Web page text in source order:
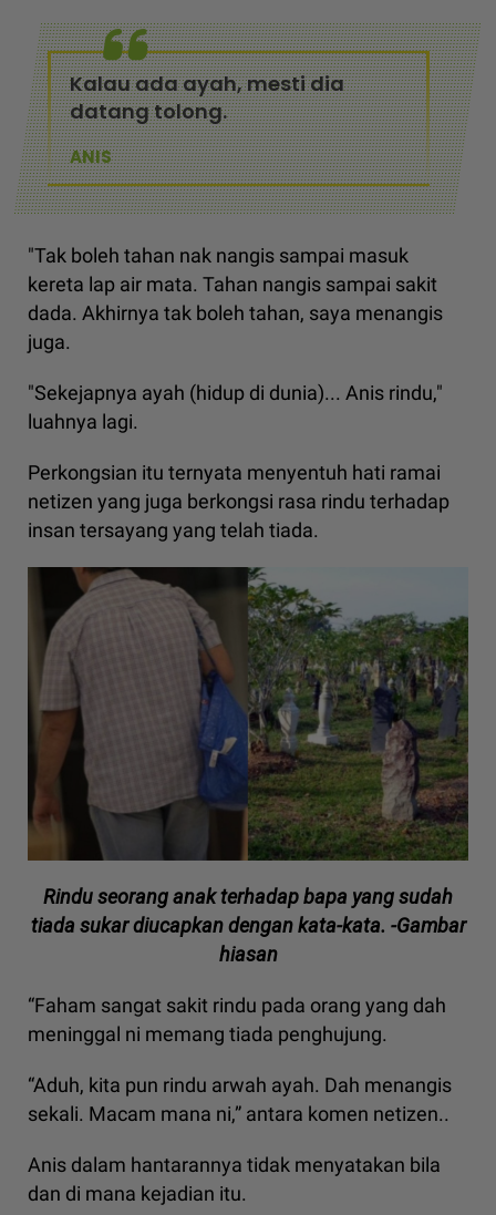
Kalau ada ayah, mesti dia
datang tolong.
ANIS
"Tak boleh tahan nak nangis sampai masuk
kereta lap air mata. Tahan nangis sampai sakit
dada. Akhirnya tak boleh tahan, saya menangis
juga.
"Sekejapnya ayah (hidup di dunia)... Anis rindu,"
luahnya lagi.
Perkongsian itu ternyata menyentuh hati ramai
netizen yang juga berkongsi rasa rindu terhadap
insan tersayang yang telah tiada.
Rindu seorang anak terhadap bapa yang sudah
tiada sukar diucapkan dengan kata-kata. -Gambar
hiasan
“Faham sangat sakit rindu pada orang yang dah
meninggal ni memang tiada penghujung.
“Aduh, kita pun rindu arwah ayah. Dah menangis
sekali. Macam mana ni,” antara komen netizen..
Anis dalam hantarannya tidak menyatakan bila
dan di mana kejadian itu.